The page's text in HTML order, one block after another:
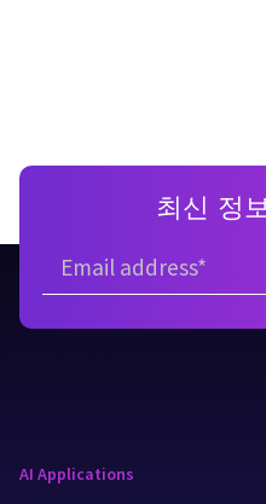
최신 정
AI Applications